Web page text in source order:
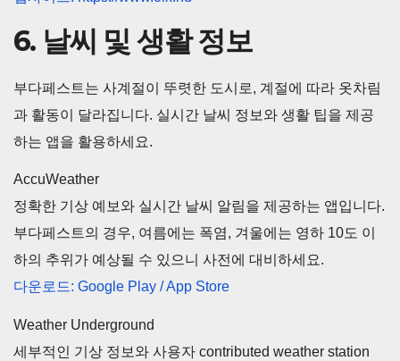
6. 날씨 및 생활 정보
부다페스트는 사계절이 뚜렷한 도시로, 계절에 따라 옷차림
과 활동이 달라집니다. 실시간 날씨 정보와 생활 팁을 제공
하는 앱을 활용하세요.
AccuWeather
정확한 기상 예보와 실시간 날씨 알림을 제공하는 앱입니다.
부다페스트의 경우, 여름에는 폭염, 겨울에는 영하 10도 이
하의 추위가 예상될 수 있으니 사전에 대비하세요.
다운로드: Google Play / App Store
Weather Underground
세부적인 기상 정보와 사용자 contributed weather station